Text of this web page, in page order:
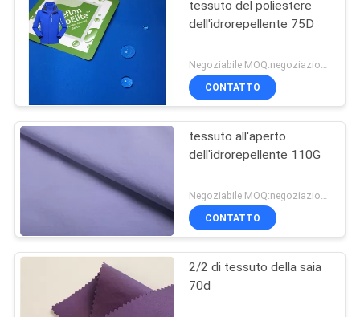
tessuto del poliestere
dell'idrorepellente 75D
CONTATTO
tessuto all'aperto
dell'idrorepellente 110G
CONTATTO
2/2 di tessuto della saia
70d